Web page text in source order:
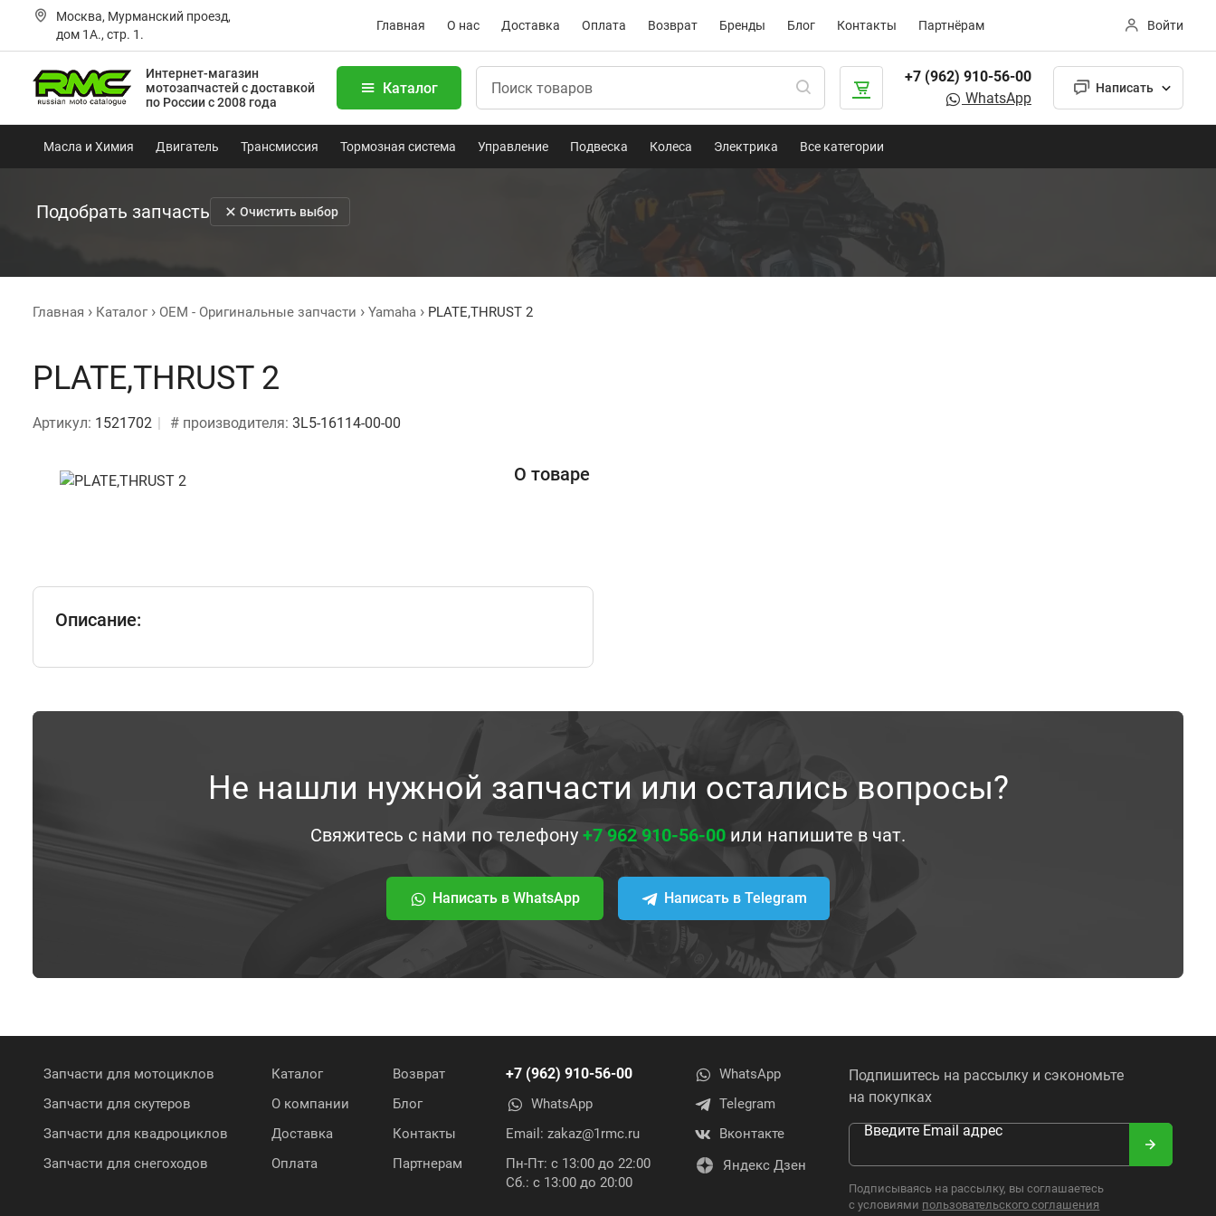
Москва, Мурманский проезд,
дом 1А., стр. 1.
Главная О нас Доставка Оплата Возврат Бренды Блог Контакты Партнёрам Войти
Интернет-магазин
мотозапчастейс доставкой
по России с 2008 года
Каталог
+7 (962) 910-56-00
WhatsApp
Написать
Масла и Химия Двигатель Трансмиссия Тормозная система Управление Подвеска Колеса Электрика Все категории
Подобрать запчасть Очистить выбор
Главная Каталог OEM - Оригинальные запчасти Yamaha PLATE,THRUST 2
PLATE,THRUST 2
Артикул: 1521702 # производителя: 3L5-16114-00-00
О товаре
Описание:
Не нашли нужной запчасти или остались вопросы?
Свяжитесь с нами по телефону +7 962 910-56-00 или напишите в чат.
Написать в WhatsApp Написать в Telegram
Запчасти для мотоциклов
Запчасти для скутеров
Запчасти для квадроциклов
Запчасти для снегоходов
Каталог
О компании
Доставка
Оплата
Возврат
Блог
Контакты
Партнерам
+7 (962) 910-56-00
WhatsApp
Email: zakaz@1rmc.ru
Пн-Пт: с 13:00 до 22:00
Сб.: с 13:00 до 20:00
WhatsApp
Telegram
Вконтакте
Яндекс Дзен
Подпишитесь на рассылку и сэкономьте
на покупках
Введите Email адрес
Подписываясь на рассылку, вы соглашаетесь
с условиями пользовательского соглашения